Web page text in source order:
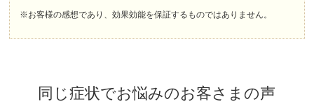
※お客様の感想であり、効果効能を保証するものではありません。
同じ症状でお悩みのお客さまの声